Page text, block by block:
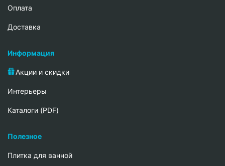
Oплата
Доставка
Информация
Акции и скидки
Интерьеры
Каталоги (PDF)
Полезное
Плитка для ванной